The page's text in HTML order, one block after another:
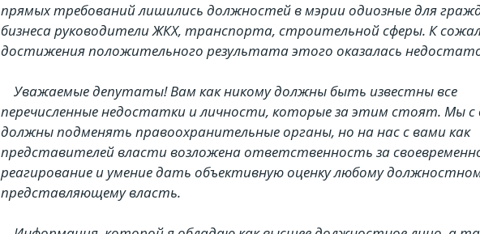
прямых требований лишились должностей в мэрии одиозные для
бизнеса руководители ЖКХ, транспорта, строительной сферы. К
достижения положительного результата этого оказалась
Уважаемые депутаты! Вам как никому должны быть известны все
перечисленные недостатки и личности, которые за этим стоят. Мы с
должны подменять правоохранительные органы, но на нас с вами как
представителей власти возложена ответственность за
реагирование и умение дать объективную оценку любому
представляющему власть.